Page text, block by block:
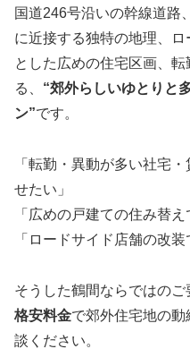
国道246号沿いの幹線道路
に近接する独特の地理、
とした広めの住宅区画、
る、 “郊外らしいゆとりと
ン”です。
「転勤・異動が多い社宅
せたい」
「広めの戸建ての住み替
「ロードサイド店舗の改
そうした鶴間ならではのご
格安料金で郊外住宅地の
談ください。